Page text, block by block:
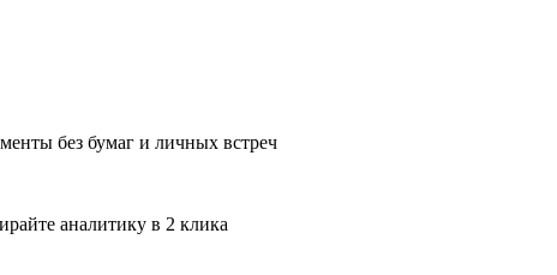
без бумаг и личных встреч
аналитику в 2 клика